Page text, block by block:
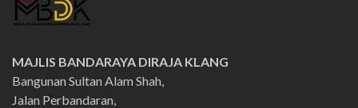
MAJLIS BANDARAYA DIRAJA KLANG
Bangunan Sultan Alam Shah,
Jalan Perbandaran,